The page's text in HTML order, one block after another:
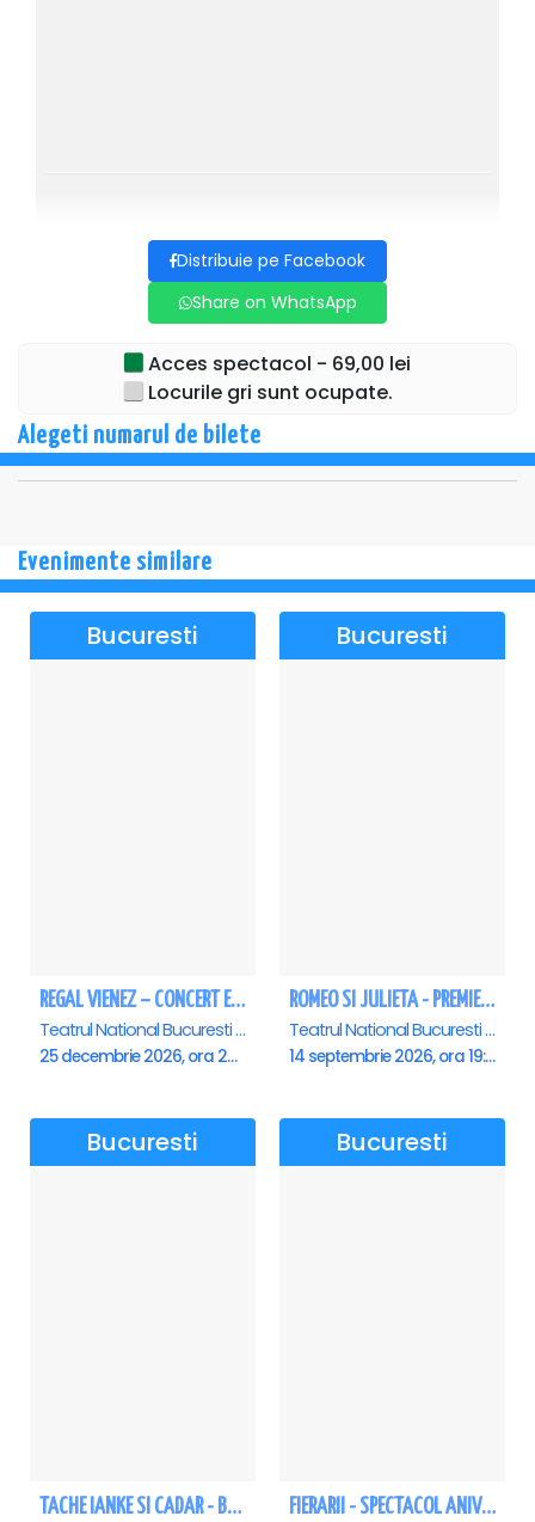
Distribuie pe Facebook
Share on WhatsApp
Acces spectacol - 69,00 lei
Locurile gri sunt ocupate.
Alegeti numarul de bilete
Evenimente similare
Bucuresti
REGAL VIENEZ – CONCERT EXTRAORDINAR DE CRACIUN - Bucuresti
Teatrul National Bucuresti - Sala Ion Caramitru, Bucuresti
25 decembrie 2026, ora 20:00
Bucuresti
ROMEO SI JULIETA - PREMIERA OFICIALA - Bucuresti
Teatrul National Bucuresti - Sala Ion Caramitru, Bucuresti
14 septembrie 2026, ora 19:00
Bucuresti
TACHE IANKE SI CADAR - Bucuresti
Bucuresti
FIERARII - SPECTACOL ANIVERSAR GEORGE MIHĂIȚĂ